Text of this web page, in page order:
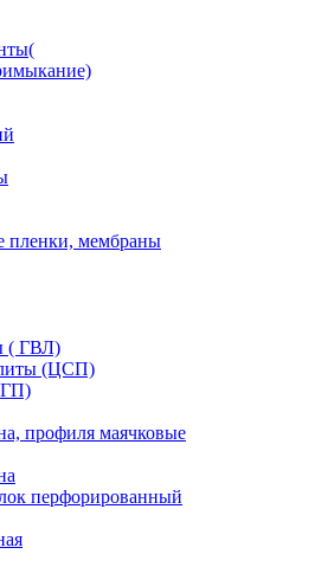
пленки, мембраны
( ГВЛ)
(ЦСП)
профиля маячковые
перфорированный